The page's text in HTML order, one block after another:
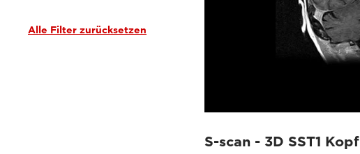
Alle Filter zurücksetzen
S-scan - 3D SST1 Kopf